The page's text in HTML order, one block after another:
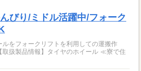
びり/ミドル活躍中/フォーク
ルをフォークリフトを利用しての運搬作
製品情報】タイヤのホイール ≪寮で住